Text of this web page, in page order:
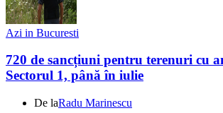
Azi in Bucuresti
720 de sancțiuni pentru terenuri cu
Sectorul 1, până în iulie
De laRadu Marinescu